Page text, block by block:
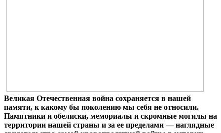
Великая Отечественная война сохраняется в нашей
памяти, к какому бы поколению мы себя не относили.
Памятники и обелиски, мемориалы и скромные могилы на
территории нашей страны и за ее пределами — наглядные